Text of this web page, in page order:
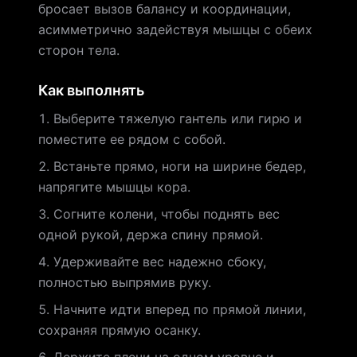
бросает вызов балансу и координации,
асимметрично задействуя мышцы с обеих
сторон тела.
Как выполнять
Выберите тяжелую гантель или гирю и
поместите ее рядом с собой.
Встаньте прямо, ноги на ширине бедер,
напрягите мышцы кора.
Согните колени, чтобы поднять вес
одной рукой, держа спину прямой.
Удерживайте вес надежно сбоку,
полностью выпрямив руку.
Начните идти вперед по прямой линии,
сохраняя прямую осанку.